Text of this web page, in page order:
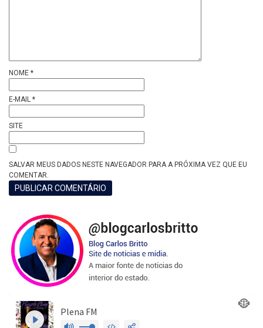
NOME *
E-MAIL *
SITE
SALVAR MEUS DADOS NESTE NAVEGADOR PARA A PRÓXIMA VEZ QUE EU
COMENTAR.